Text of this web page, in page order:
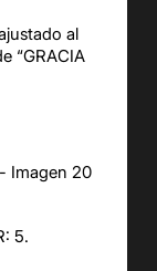
al
“GRACIA
5.